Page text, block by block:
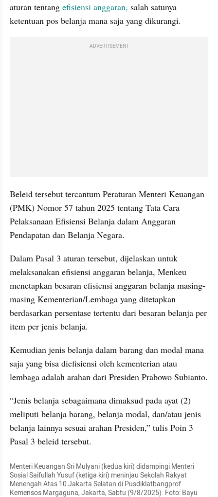
aturan tentang efisiensi anggaran, salah satunya
ketentuan pos belanja mana saja yang dikurangi.
ADVERTISEMENT
Beleid tersebut tercantum Peraturan Menteri Keuangan
(PMK) Nomor 57 tahun 2025 tentang Tata Cara
Pelaksanaan Efisiensi Belanja dalam Anggaran
Pendapatan dan Belanja Negara.
Dalam Pasal 3 aturan tersebut, dijelaskan untuk
melaksanakan efisiensi anggaran belanja, Menkeu
menetapkan besaran efisiensi anggaran belanja masing-
masing Kementerian/Lembaga yang ditetapkan
berdasarkan persentase tertentu dari besaran belanja per
item per jenis belanja.
Kemudian jenis belanja dalam barang dan modal mana
saja yang bisa diefisiensi oleh kementerian atau
lembaga adalah arahan dari Presiden Prabowo Subianto.
“Jenis belanja sebagaimana dimaksud pada ayat (2)
meliputi belanja barang, belanja modal, dan/atau jenis
belanja lainnya sesuai arahan Presiden,” tulis Poin 3
Pasal 3 beleid tersebut.
Menteri Keuangan Sri Mulyani (kedua kiri) didampingi Menteri
Sosial Saifullah Yusuf (ketiga kiri) meninjau Sekolah Rakyat
Menengah Atas 10 Jakarta Selatan di Pusdiklatbangprof
Kemensos Margaguna, Jakarta, Sabtu (9/8/2025). Foto: Bayu